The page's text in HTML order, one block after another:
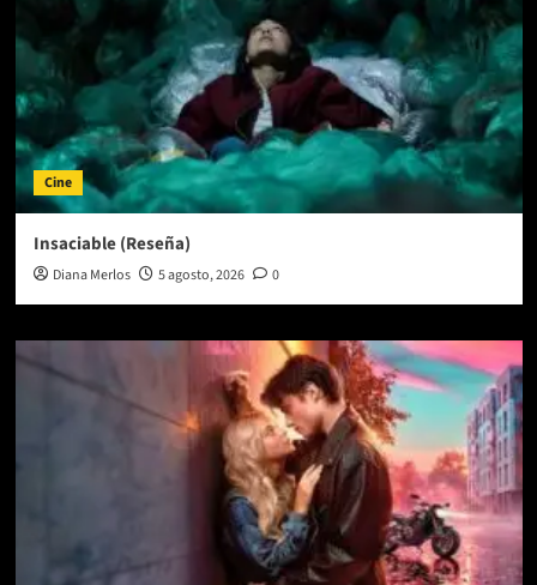
Cine
Insaciable (Reseña)
Diana Merlos 5 agosto, 2026 0